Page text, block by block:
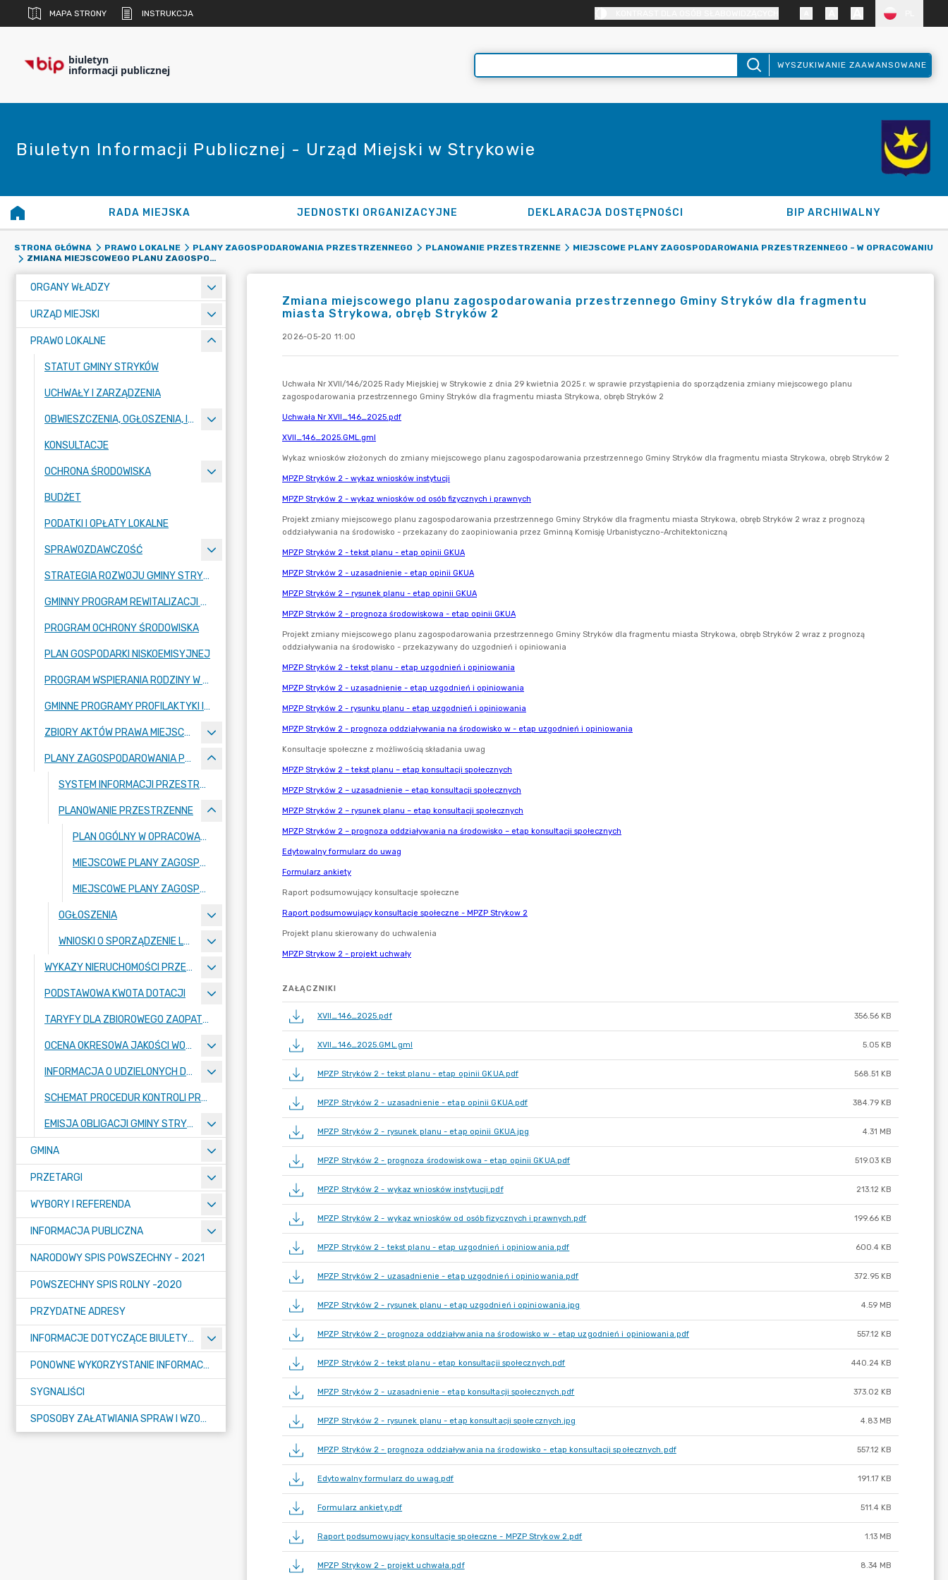
MAPA STRONY INSTRUKCJA
biuletyn
informacji publicznej WYSZUKIWANIE ZAAWANSOWANE
Biuletyn Informacji Publicznej - Urząd Miejski w Strykowie
RADA MIEJSKA JEDNOSTKI ORGANIZACYJNE DEKLARACJA DOSTĘPNOŚCI BIP ARCHIWALNY
STRONA GŁÓWNA PRAWO LOKALNE PLANY ZAGOSPODAROWANIA PRZESTRZENNEGO PLANOWANIE PRZESTRZENNE
MIEJSCOWE PLANY ZAGOSPODAROWANIA PRZESTRZENNEGO – W OPRACOWANIU
ZMIANA MIEJSCOWEGO PLANU ZAGOSPODAROWANIA PRZESTRZENNEGO GMINY STRYKÓW DLA FRAGMENTU MIASTA STRYKOWA, OBRĘB STRYKÓW 2
ORGANY WŁADZY
URZĄD MIEJSKI
PRAWO LOKALNE
STATUT GMINY STRYKÓW
UCHWAŁY I ZARZĄDZENIA
OBWIESZCZENIA, OGŁOSZENIA, INFORMACJE, KOMUNIKATY
KONSULTACJE
OCHRONA ŚRODOWISKA
BUDŻET
PODATKI I OPŁATY LOKALNE
SPRAWOZDAWCZOŚĆ
STRATEGIA ROZWOJU GMINY STRYKÓW
GMINNY PROGRAM REWITALIZACJI GMINY STRYKÓW
PROGRAM OCHRONY ŚRODOWISKA
PLAN GOSPODARKI NISKOEMISYJNEJ
PROGRAM WSPIERANIA RODZINY W GMINIE STRYKÓW
GMINNE PROGRAMY PROFILAKTYKI I ROZWIĄZYWANIA PROBLEMÓW ALKOHOLOWYCH ORAZ PRZECIWDZIAŁANIA NARKOMANII W GMINIE STRYKÓW
ZBIORY AKTÓW PRAWA MIEJSCOWEGO OGŁOSZONE W DZIENNIKU URZĘDOWYM WOJEWÓDZTWA ŁÓDZKIEGO
PLANY ZAGOSPODAROWANIA PRZESTRZENNEGO
SYSTEM INFORMACJI PRZESTRZENNEJ
PLANOWANIE PRZESTRZENNE
PLAN OGÓLNY W OPRACOWANIU
MIEJSCOWE PLANY ZAGOSPODAROWANIA PRZESTRZENNEGO - OBOWIĄZUJĄCE
MIEJSCOWE PLANY ZAGOSPODAROWANIA PRZESTRZENNEGO – W OPRACOWANIU
OGŁOSZENIA
WNIOSKI O SPORZĄDZENIE LUB ZMIANĘ PLANU OGÓLNEGO LUB PLANÓW MIEJSCOWYCH ORAZ WNIOSKI O UCHWALENIE ZINTEGROWANYCH PLANÓW INWESTYCYJNYCH
WYKAZY NIERUCHOMOŚCI PRZEZNACZONYCH DO ZBYCIA LUB ODDANIA W UŻYTKOWANIE, NAJEM, DZIERŻAWĘ LUB UŻYCZENIE
PODSTAWOWA KWOTA DOTACJI
TARYFY DLA ZBIOROWEGO ZAOPATRZENIA W WODĘ I ZBIOROWEGO ODPROWADZANIA ŚCIEKÓW
OCENA OKRESOWA JAKOŚCI WODY
INFORMACJA O UDZIELONYCH DOTACJACH
SCHEMAT PROCEDUR KONTROLI PRZEDSIĘBIORCÓW
EMISJA OBLIGACJI GMINY STRYKÓW
GMINA
PRZETARGI
WYBORY I REFERENDA
INFORMACJA PUBLICZNA
NARODOWY SPIS POWSZECHNY - 2021
POWSZECHNY SPIS ROLNY -2020
PRZYDATNE ADRESY
INFORMACJE DOTYCZĄCE BIULETYNU INFORMACJI PUBLICZNEJ
PONOWNE WYKORZYSTANIE INFORMACJI PUBLICZNEJ
SYGNALIŚCI
SPOSOBY ZAŁATWIANIA SPRAW I WZORY WNIOSKÓW
Zmiana miejscowego planu zagospodarowania przestrzennego Gminy Stryków dla fragmentu
miasta Strykowa, obręb Stryków 2
2026-05-20 11:00
ZAŁĄCZNIKI
XVII_146_2025.pdf 356.56 KB
XVII_146_2025.GML.gml 5.05 KB
MPZP Stryków 2 - tekst planu - etap opinii GKUA.pdf 568.51 KB
MPZP Stryków 2 - uzasadnienie - etap opinii GKUA.pdf 384.79 KB
MPZP Stryków 2 - rysunek planu - etap opinii GKUA.jpg 4.31 MB
MPZP Stryków 2 - prognoza środowiskowa - etap opinii GKUA.pdf 519.03 KB
MPZP Stryków 2 - wykaz wniosków instytucji.pdf 213.12 KB
MPZP Stryków 2 - wykaz wniosków od osób fizycznych i prawnych.pdf 199.66 KB
MPZP Stryków 2 - tekst planu - etap uzgodnień i opiniowania.pdf 600.4 KB
MPZP Stryków 2 - uzasadnienie - etap uzgodnień i opiniowania.pdf 372.95 KB
MPZP Stryków 2 - rysunek planu - etap uzgodnień i opiniowania.jpg 4.59 MB
MPZP Stryków 2 - prognoza oddziaływania na środowisko w - etap uzgodnień i opiniowania.pdf 557.12 KB
MPZP Stryków 2 - tekst planu - etap konsultacji społecznych.pdf 440.24 KB
MPZP Stryków 2 - uzasadnienie - etap konsultacji społecznych.pdf 373.02 KB
MPZP Stryków 2 - rysunek planu - etap konsultacji społecznych.jpg 4.83 MB
MPZP Stryków 2 - prognoza oddziaływania na środowisko - etap konsultacji społecznych.pdf 557.12 KB
Edytowalny formularz do uwag.pdf 191.17 KB
Formularz ankiety.pdf 511.4 KB
Raport podsumowujący konsultacje społeczne - MPZP Strykow 2.pdf 1.13 MB
MPZP Strykow 2 - projekt uchwała.pdf 8.34 MB